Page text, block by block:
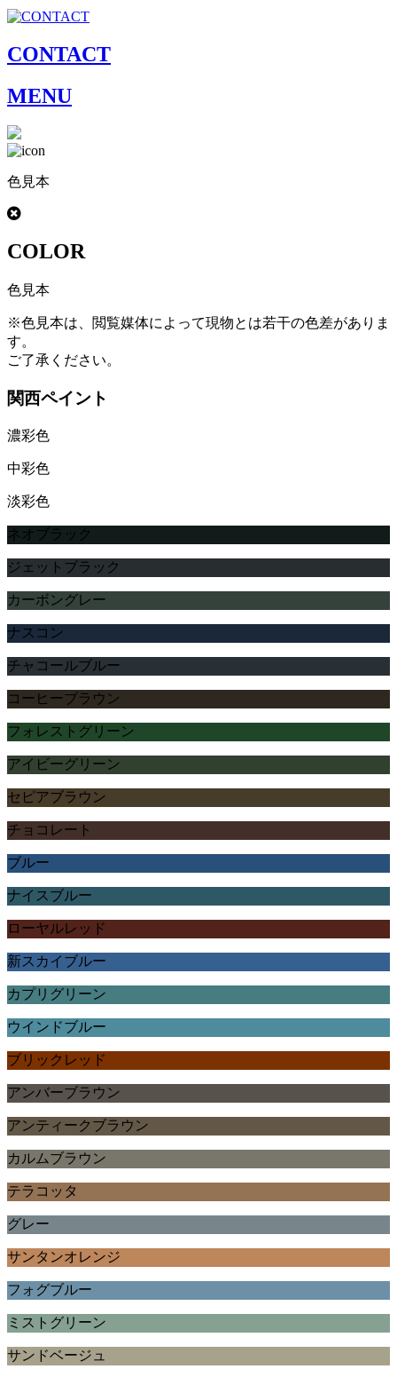
CONTACT
MENU
色見本
COLOR
色見本
※色見本は、閲覧媒体によって現物とは若干の色差がありま
す。
ご了承ください。
関西ペイント
濃彩色
中彩色
淡彩色
ネオブラック
ジェットブラック
カーボングレー
ナスコン
チャコールブルー
コーヒーブラウン
フォレストグリーン
アイビーグリーン
セピアブラウン
チョコレート
ブルー
ナイスブルー
ローヤルレッド
新スカイブルー
カプリグリーン
ウインドブルー
ブリックレッド
アンバーブラウン
アンティークブラウン
カルムブラウン
テラコッタ
グレー
サンタンオレンジ
フォグブルー
ミストグリーン
サンドベージュ